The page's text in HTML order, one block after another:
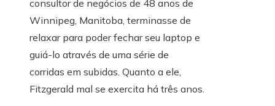
consultor de negócios de 48 anos de
Winnipeg, Manitoba, terminasse de
relaxar para poder fechar seu laptop e
guiá-lo através de uma série de
corridas em subidas. Quanto a ele,
Fitzgerald mal se exercita há três anos.